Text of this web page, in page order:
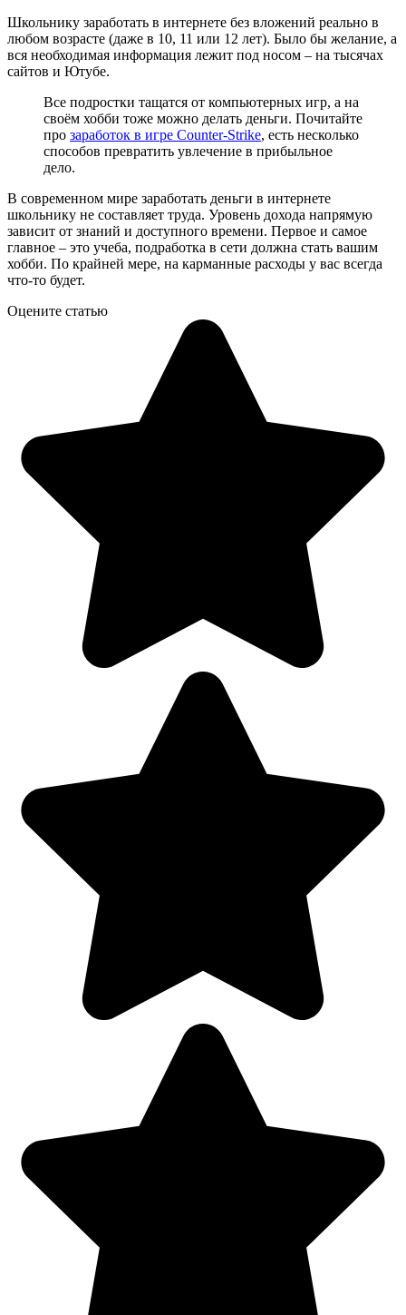
Школьнику заработать в интернете без вложений реально в
любом возрасте (даже в 10, 11 или 12 лет). Было бы желание, а
вся необходимая информация лежит под носом – на тысячах
сайтов и Ютубе.
Все подростки тащатся от компьютерных игр, а на
своём хобби тоже можно делать деньги. Почитайте
про заработок в игре Counter-Strike, есть несколько
способов превратить увлечение в прибыльное
дело.
В современном мире заработать деньги в интернете
школьнику не составляет труда. Уровень дохода напрямую
зависит от знаний и доступного времени. Первое и самое
главное – это учеба, подработка в сети должна стать вашим
хобби. По крайней мере, на карманные расходы у вас всегда
что-то будет.
Оцените статью